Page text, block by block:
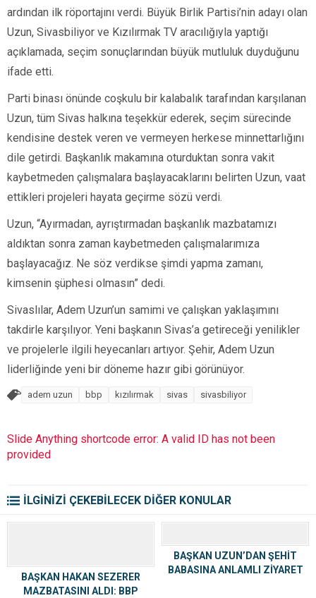
ardından ilk röportajını verdi. Büyük Birlik Partisi’nin adayı olan
Uzun, Sivasbiliyor ve Kızılırmak TV aracılığıyla yaptığı
açıklamada, seçim sonuçlarından büyük mutluluk duyduğunu
ifade etti.
Parti binası önünde coşkulu bir kalabalık tarafından karşılanan
Uzun, tüm Sivas halkına teşekkür ederek, seçim sürecinde
kendisine destek veren ve vermeyen herkese minnettarlığını
dile getirdi. Başkanlık makamına oturduktan sonra vakit
kaybetmeden çalışmalara başlayacaklarını belirten Uzun, vaat
ettikleri projeleri hayata geçirme sözü verdi.
Uzun, “Ayırmadan, ayrıştırmadan başkanlık mazbatamızı
aldıktan sonra zaman kaybetmeden çalışmalarımıza
başlayacağız. Ne söz verdikse şimdi yapma zamanı,
kimsenin şüphesi olmasın” dedi.
Sivaslılar, Adem Uzun’un samimi ve çalışkan yaklaşımını
takdirle karşılıyor. Yeni başkanın Sivas’a getireceği yenilikler
ve projelerle ilgili heyecanları artıyor. Şehir, Adem Uzun
liderliğinde yeni bir döneme hazır gibi görünüyor.
adem uzun bbp kızılırmak sivas sivasbiliyor
Slide Anything shortcode error: A valid ID has not been
provided
İLGİNİZİ ÇEKEBİLECEK DİĞER KONULAR
BAŞKAN HAKAN SEZERER
MAZBATASINI ALDI: BBP
BAŞKAN UZUN’DAN ŞEHİT
BABASINA ANLAMLI ZİYARET